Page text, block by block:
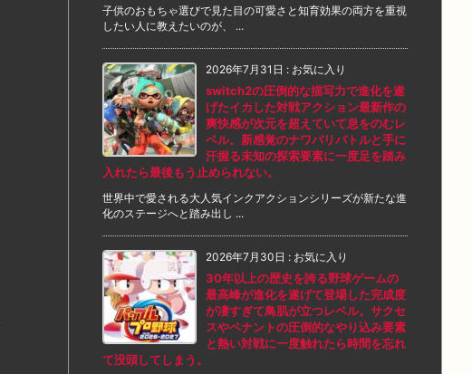
子供のおもちゃ選びで見た目の可愛さと知育効果の両方を重視
したい人に教えたいのが、 ...
2026年7月31日 : お気に入り
switch2の圧倒的な描写力で進化を遂
げたイカした対戦アクション最新作の
爽快感が次元を超えていて息をのむレ
ベル。新感覚のナワバリバトルと手に
汗握る未知の探索要素に一度足を踏み
入れたら最後もう止められない。
世界中で愛される大人気インクアクションシリーズが新たな進
化のステージへと踏み出し ...
2026年7月30日 : お気に入り
30年以上の歴史を誇る野球ゲームの
最高峰が進化を遂げて登場した完成度
が凄すぎて鳥肌が立つレベル。サクセ
スやペナントの圧倒的なやり込み要素
と熱い対戦に一度触れたら時間を忘れ
て没頭してしまう。